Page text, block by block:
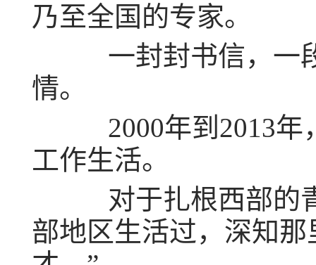
乃至全国的专家。
一封封书信，一段
情。
2000年到2013年
工作生活。
对于扎根西部的青
部地区生活过，深知